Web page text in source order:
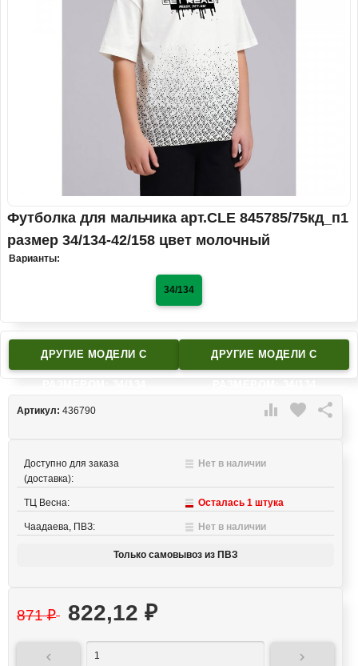
Футболка для мальчика арт.CLE 845785/75кд_п1
размер 34/134-42/158 цвет молочный
Варианты:
34/134
ДРУГИЕ МОДЕЛИ C ДРУГИЕ МОДЕЛИ C
 favorite 
Артикул: 436790
Доступно для заказа
(доставка):
Нет в наличии
ТЦ Весна: Осталась 1 штука
Чаадаева, ПВЗ: Нет в наличии
Только самовывоз из ПВЗ
871₽ 822,12 ₽
 